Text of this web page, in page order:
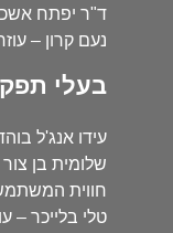
ד"ר יפתח
נעם קרון –
בעלי
עידו אנג'ל
שלומית בן
חווית
טלי בלייכר –